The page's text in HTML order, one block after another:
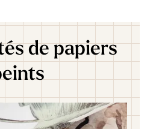
de papiers